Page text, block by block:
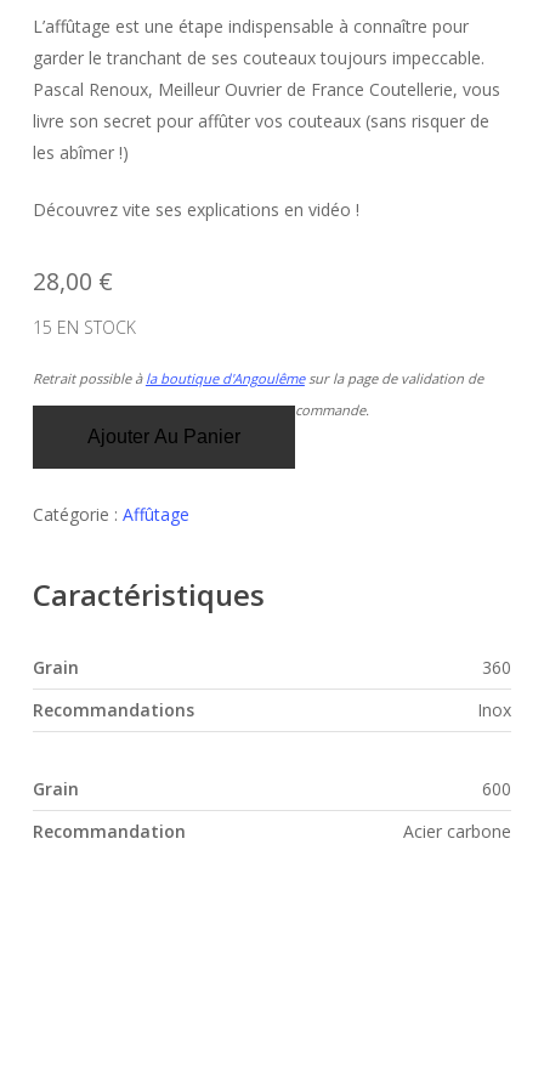
L’affûtage est une étape indispensable à connaître pour
garder le tranchant de ses couteaux toujours impeccable.
Pascal Renoux, Meilleur Ouvrier de France Coutellerie, vous
livre son secret pour affûter vos couteaux (sans risquer de
les abîmer !)
Découvrez vite ses explications en vidéo !
28,00 €
15 EN STOCK
Retrait possible à la boutique d'Angoulêmesur la page de validation de
commande.
Ajouter Au Panier
Catégorie : Affûtage
Caractéristiques
Grain
360
Recommandations
Inox
Grain
600
Recommandation
Acier carbone